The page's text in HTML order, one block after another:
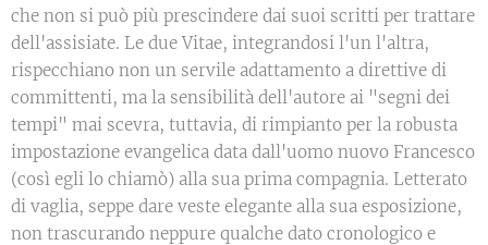
che non si può più prescindere dai suoi scritti per trattare
dell'assisiate. Le due Vitae, integrandosi l'un l'altra,
rispecchiano non un servile adattamento a direttive di
committenti, ma la sensibilità dell'autore ai "segni dei
tempi" mai scevra, tuttavia, di rimpianto per la robusta
impostazione evangelica data dall'uomo nuovo Francesco
(così egli lo chiamò) alla sua prima compagnia. Letterato
di vaglia, seppe dare veste elegante alla sua esposizione,
non trascurando neppure qualche dato cronologico e